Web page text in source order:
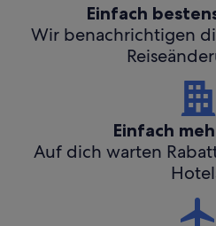
Einfach
Wir benachrichtigen
Einfach
Auf dich warten